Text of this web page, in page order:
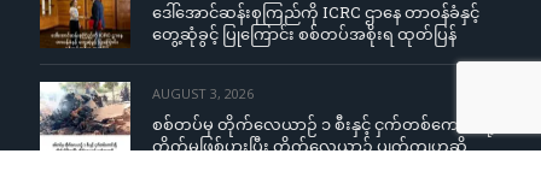
ဒေါ်အောင်ဆန်းစုကြည်ကို ICRC ဌာနေ တာဝန်ခံနှင့်
တွေ့ဆုံခွင့် ပြုကြောင်း စစ်တပ်အစိုးရ ထုတ်ပြန်
AUGUST 3, 2026
စစ်တပ်မှ တိုက်လေယာဉ် ၁ စီးနှင့် ငှက်တစ်ကောင်တို့
တိုက်မှုဖြစ်ပွားပြီး တိုက်လေယာဉ် ပျက်ကျဟုဆို